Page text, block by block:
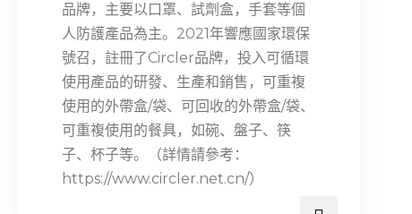
品牌，主要以口罩、試劑盒，手套等個
人防護產品為主。2021年響應國家環保
號召，註冊了Circler品牌，投入可循環
使用產品的研發、生產和銷售，可重複
使用的外帶盒/袋、可回收的外帶盒/袋、
可重複使用的餐具，如碗、盤子、筷
子、杯子等。（詳情請參考：
https://www.circler.net.cn/）